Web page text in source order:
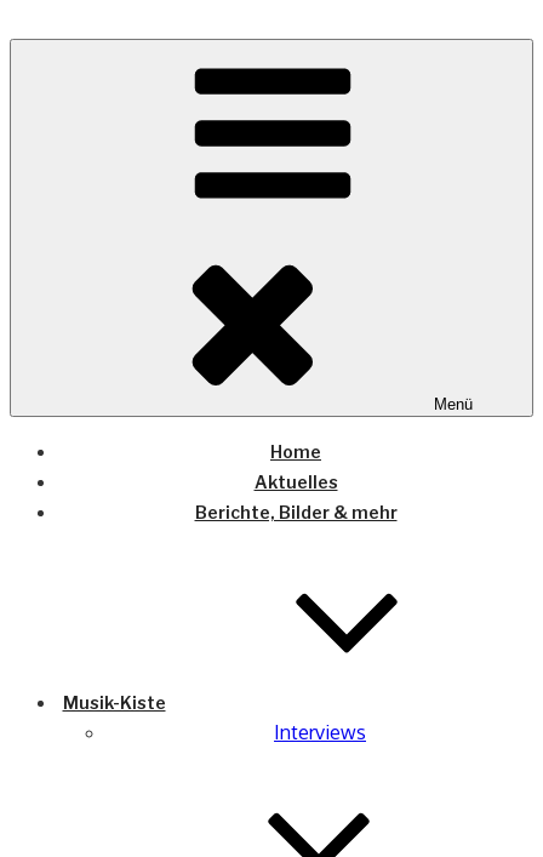
COUNTRYHOME
Wo die (Country-) Musik Zuhause ist
Menü
Home
Aktuelles
Berichte, Bilder & mehr
Musik-Kiste
Interviews